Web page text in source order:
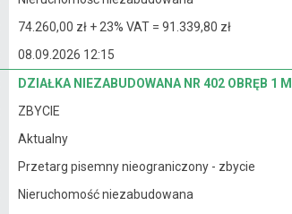
74.260,00 zł + 23% VAT = 91.339,80 zł
08.09.2026 12:15
DZIAŁKA NIEZABUDOWANA NR 402 OBRĘB 1
ZBYCIE
Aktualny
Przetarg pisemny nieograniczony - zbycie
Nieruchomość niezabudowana